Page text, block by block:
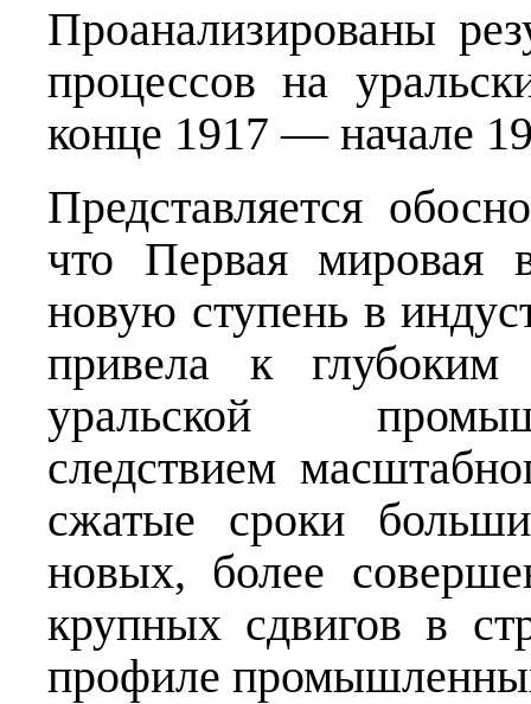
Проанализированы
процессов на
конце 1917 — начале
Представляется
что Первая мировая
новую ступень в
привела к глубоким
уральской
следствием
сжатые сроки
новых, более
крупных сдвигов в
профиле